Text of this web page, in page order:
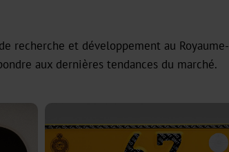
recherche et développement au Royaume-
aux dernières tendances du marché.